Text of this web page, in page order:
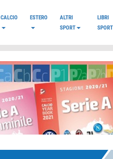
CALCIO ESTERO
ALTRI
SPORT
LIBRI
SPORT